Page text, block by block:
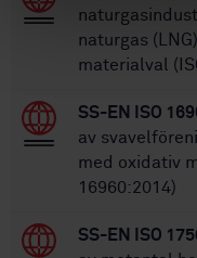
naturgas
materialval
SS-EN ISO
av
med oxidativ
16960:2014)
SS-EN ISO